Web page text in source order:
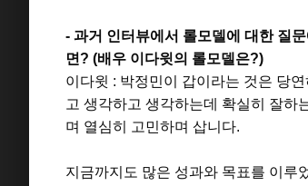
- 과거 인터뷰에서 롤모델에 대한 질
면? (배우 이다윗의 롤모델은?)
이다윗 : 박정민이 갑이라는 것은 당연
고 생각하고 생각하는데 확실히 잘하
며 열심히 고민하며 삽니다.
지금까지도 많은 성과와 목표를 이루